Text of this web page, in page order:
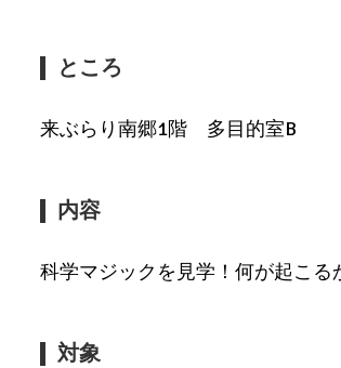
ところ
来ぶらり南郷1階 多目的室B
内容
科学マジックを見学！何が起こる
対象